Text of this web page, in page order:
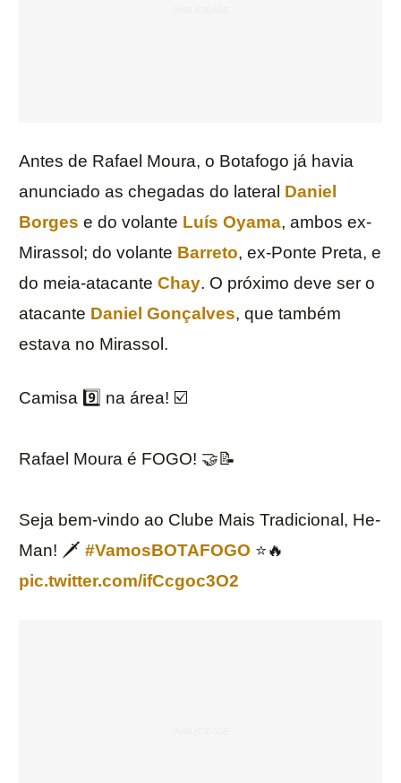
Antes de Rafael Moura, o Botafogo já havia
anunciado as chegadas do lateral Daniel
Borges e do volante Luís Oyama, ambos ex-
Mirassol; do volante Barreto, ex-Ponte Preta, e
do meia-atacante Chay. O próximo deve ser o
atacante Daniel Gonçalves, que também
estava no Mirassol.
Camisa 9️⃣ na área! ☑️
Rafael Moura é FOGO! 🤝📝
Seja bem-vindo ao Clube Mais Tradicional, He-
Man! 🗡 #VamosBOTAFOGO ⭐️🔥
pic.twitter.com/ifCcgoc3O2